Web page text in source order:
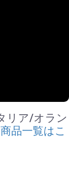
リア/オラン
商品一覧はこ